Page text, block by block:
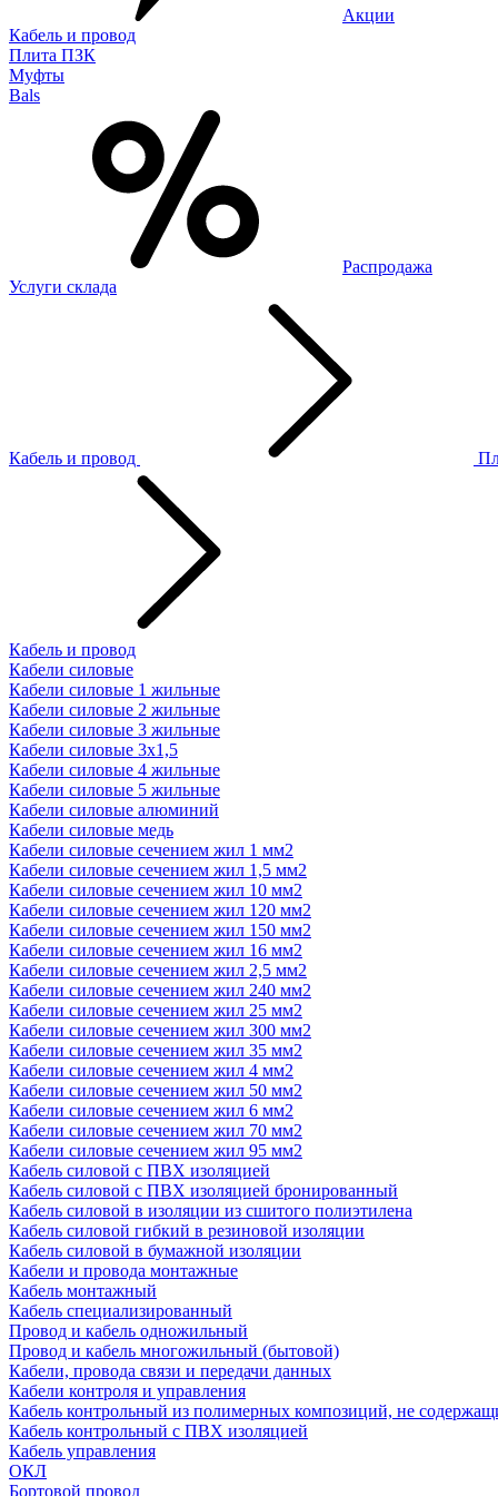
Акции
Кабель и провод
Плита ПЗК
Муфты
Bals
Распродажа
Услуги склада
Кабель и провод
Кабель и провод
Кабели силовые
Кабели силовые 1 жильные
Кабели силовые 2 жильные
Кабели силовые 3 жильные
Кабели силовые 3х1,5
Кабели силовые 4 жильные
Кабели силовые 5 жильные
Кабели силовые алюминий
Кабели силовые медь
Кабели силовые сечением жил 1 мм2
Кабели силовые сечением жил 1,5 мм2
Кабели силовые сечением жил 10 мм2
Кабели силовые сечением жил 120 мм2
Кабели силовые сечением жил 150 мм2
Кабели силовые сечением жил 16 мм2
Кабели силовые сечением жил 2,5 мм2
Кабели силовые сечением жил 240 мм2
Кабели силовые сечением жил 25 мм2
Кабели силовые сечением жил 300 мм2
Кабели силовые сечением жил 35 мм2
Кабели силовые сечением жил 4 мм2
Кабели силовые сечением жил 50 мм2
Кабели силовые сечением жил 6 мм2
Кабели силовые сечением жил 70 мм2
Кабели силовые сечением жил 95 мм2
Кабель силовой с ПВХ изоляцией
Кабель силовой с ПВХ изоляцией бронированный
Кабель силовой в изоляции из сшитого полиэтилена
Кабель силовой гибкий в резиновой изоляции
Кабель силовой в бумажной изоляции
Кабели и провода монтажные
Кабель монтажный
Кабель специализированный
Провод и кабель одножильный
Провод и кабель многожильный (бытовой)
Кабели, провода связи и передачи данных
Кабели контроля и управления
Кабель контрольный из полимерных композиций, не
Кабель контрольный с ПВХ изоляцией
Кабель управления
ОКЛ
Бортовой провод